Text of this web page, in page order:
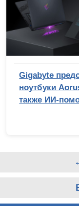
Gigabyte
ноутбуки
также ИИ-